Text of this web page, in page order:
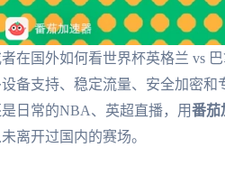
国外如何看世界杯英格兰 vs 巴
备支持、稳定流量、安全加密和
日常的NBA、英超直播，用番茄
离开过国内的赛场。